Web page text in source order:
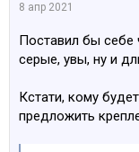
8 апр 2021
Поставил бы себе
серые, увы, ну и
Кстати, кому
предложить